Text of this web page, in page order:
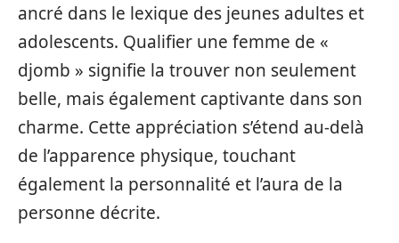
ancré dans le lexique des jeunes adultes et
adolescents. Qualifier une femme de «
djomb » signifie la trouver non seulement
belle, mais également captivante dans son
charme. Cette appréciation s’étend au-delà
de l’apparence physique, touchant
également la personnalité et l’aura de la
personne décrite.